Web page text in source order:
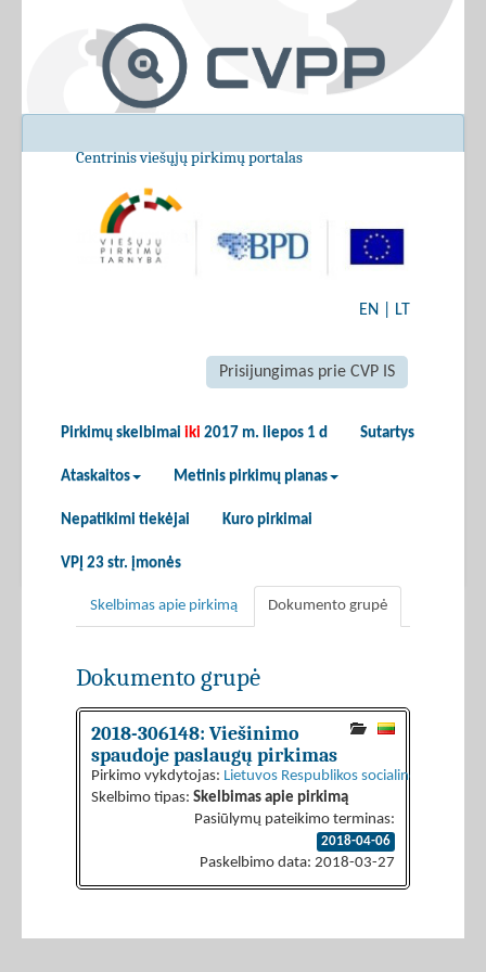
Centrinis viešųjų pirkimų portalas
EN LT
Prisijungimas prie CVP IS
Pirkimų skelbimai iki 2017 m. liepos 1 d Sutartys
Ataskaitos Metinis pirkimų planas
Nepatikimi tiekėjai Kuro pirkimai
VPĮ 23 str. įmonės
Skelbimas apie pirkimą Dokumento grupė
Dokumento grupė
2018-306148: Viešinimo
spaudoje paslaugų pirkimas
Pirkimo vykdytojas: Lietuvos Respublikos socialinės
Skelbimo tipas: Skelbimas apie pirkimą
Pasiūlymų pateikimo terminas:
2018-04-06
Paskelbimo data: 2018-03-27